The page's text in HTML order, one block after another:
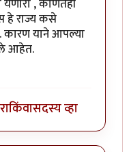
, कोणतेही
हे राज्य कसे
कारण याने आपल्या
आहेत.
किंवासदस्य व्हा